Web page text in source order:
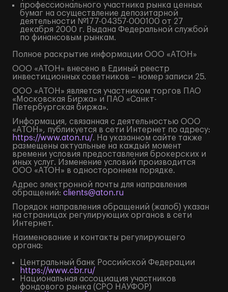
профессионального участника рынка ценных
бумаг на осуществление депозитарной
деятельности №177-04357-000100 от 27
декабря 2000 г. Выдана Федеральной службой
по финансовым рынкам.
Полное раскрытие информации ООО «АТОН»
ООО «АТОН» внесено в Единый реестр
инвестиционных советников – номер записи 25.
ООО «АТОН» является участником торгов ПАО
«Московская Биржа» и ПАО «Санкт-
Петербургская биржа».
Информация, связанная с деятельностью ООО
«АТОН», публикуется в сети Интернет по адресу:
https://www.aton.ru/. На указанном сайте также
размещены актуальные на каждый момент
времени условия предоставления брокерских и
иных услуг. Изменение условий производится
ООО «АТОН» в одностороннем порядке.
Адрес электронной почты для направления
обращений: clients@aton.ru
Порядок направления обращений (жалоб) указан
на страницах регулирующих органов в сети
Интернет.
Наименование и контакты регулирующего
органа:
Центральный банк Российской Федерации
https://www.cbr.ru/
Национальная ассоциация участников
фондового рынка (СРО НАУФОР)